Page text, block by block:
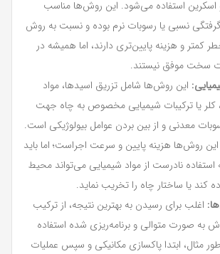
اسکرین استفاده می‌شود. این روش‌ها مناسب
نسبی یا رسوبات نرم بوده و نسبت به روش
کمتر و هزینه پایین‌تری دارند، اما همیشه در
سخت موفق نیستند.
این روش‌ها شامل تزریق اسیدها، مواد
کلر یا ترکیبات شیمیایی مخصوص به چاه جهت
معدنی و از بین بردن عوامل بیولوژیکی است.
روش‌ها هزینه پایین و سرعت اجراست؛ اما باید
نادرست از مواد شیمیایی می‌تواند محیط
کند یا ساختار چاه را تخریب نماید.
اغلب برای رسیدن به بهترین نتیجه، از ترکیب
به صورت متوالی و برنامه‌ریزی شده استفاده
مثال، ابتدا پاکسازی مکانیکی و سپس عملیات